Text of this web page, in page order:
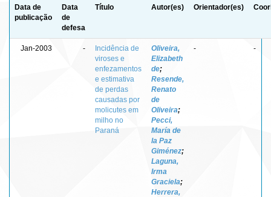
Data de
publicação
Data
de
defesa
Título Autor(es) Orientador(es)
Jan-2003 -
Incidência de
viroses e
enfezamentos
e estimativa
de perdas
causadas por
molicutes em
milho no
Paraná
Oliveira,
Elizabeth
de;
Resende,
Renato
de
Oliveira;
Pecci,
María de
la Paz
Giménez;
Laguna,
Irma
Graciela;
Herrera,
- -